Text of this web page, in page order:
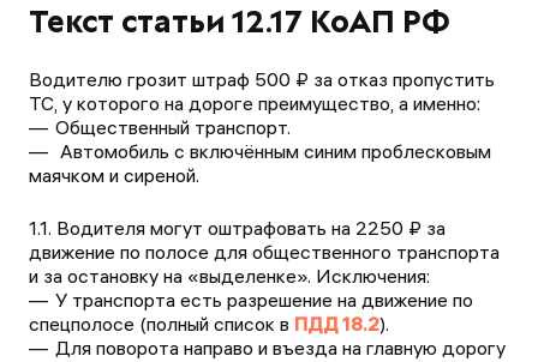
Текст статьи 12.17 КоАП РФ
Водителю грозит штраф 500 ₽ за отказ пропустить
ТС, у которого на дороге преимущество, а именно:
Общественный транспорт.
Автомобиль с включённым синим проблесковым
маячком и сиреной.
1.1. Водителя могут оштрафовать на 2250 ₽ за
движение по полосе для общественного транспорта
и за остановку на «выделенке». Исключения:
У транспорта есть разрешение на движение по
спецполосе (полный список в ПДД 18.2).
Для поворота направо и въезда на главную дорогу